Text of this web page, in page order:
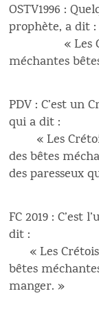
OSTV1996 :
prophète, a dit :
« Les
méchantes
PDV : C’est un
qui a dit :
« Les
des bêtes
des paresseux
FC 2019 : C’est
dit :
« Les Crétois
bêtes
manger. »